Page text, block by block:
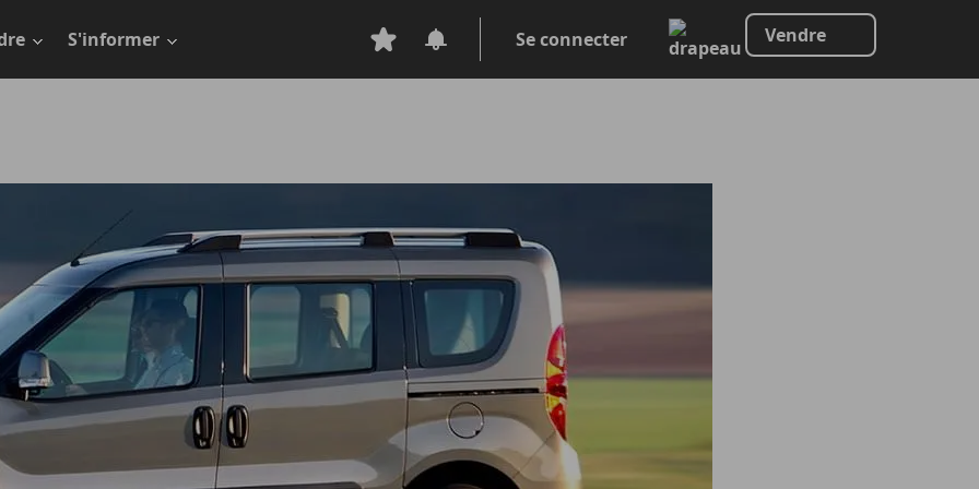
S'informer Se connecter Vendre